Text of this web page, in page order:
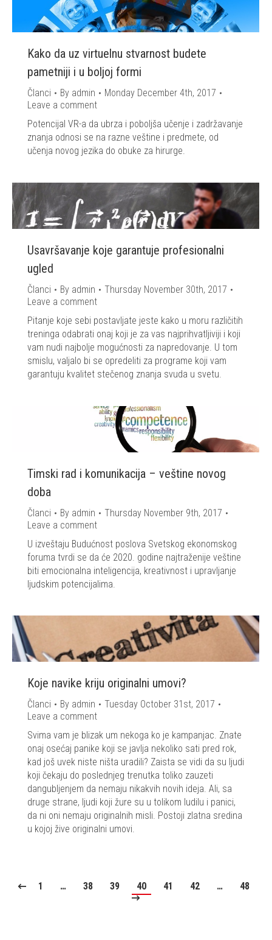
Kako da uz virtuelnu stvarnost budete
pametniji i u boljoj formi
Članci By admin
Monday December 4th, 2017
Leave a comment
Potencijal VR-a da ubrza i poboljša učenje i zadržavanje
znanja odnosi se na razne veštine i predmete, od
učenja novog jezika do obuke za hirurge.
Usavršavanje koje garantuje profesionalni
ugled
Članci By admin
Thursday November 30th, 2017
Leave a comment
Pitanje koje sebi postavljate jeste kako u moru različitih
treninga odabrati onaj koji je za vas najprihvatljiviji i koji
vam nudi najbolje mogućnosti za napredovanje. U tom
smislu, valjalo bi se opredeliti za programe koji vam
garantuju kvalitet stečenog znanja svuda u svetu.
Timski rad i komunikacija – veštine novog
doba
Članci By admin
Thursday November 9th, 2017
Leave a comment
U izveštaju Budućnost poslova Svetskog ekonomskog
foruma tvrdi se da će 2020. godine najtraženije veštine
biti emocionalna inteligencija, kreativnost i upravljanje
ljudskim potencijalima.
Koje navike kriju originalni umovi?
Članci By admin
Tuesday October 31st, 2017
Leave a comment
Svima vam je blizak um nekoga ko je kampanjac. Znate
onaj osećaj panike koji se javlja nekoliko sati pred rok,
kad još uvek niste ništa uradili? Zaista se vidi da su ljudi
koji čekaju do poslednjeg trenutka toliko zauzeti
dangubljenjem da nemaju nikakvih novih ideja. Ali, sa
druge strane, ljudi koji žure su u tolikom ludilu i panici,
da ni oni nemaju originalnih misli. Postoji zlatna sredina
u kojoj žive originalni umovi.
1 … 38 39 40 41 42 … 48